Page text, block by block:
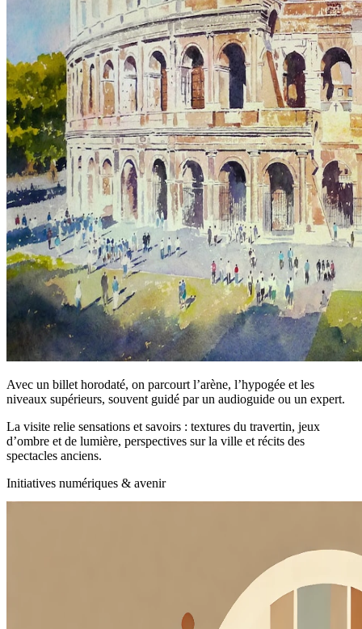
Avec un billet horodaté, on parcourt l’arène, l’hypogée et les
niveaux supérieurs, souvent guidé par un audioguide ou un expert.
La visite relie sensations et savoirs : textures du travertin, jeux
d’ombre et de lumière, perspectives sur la ville et récits des
spectacles anciens.
Initiatives numériques & avenir